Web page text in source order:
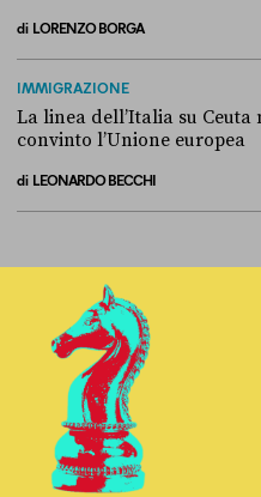
di LORENZO BORGA
IMMIGRAZIONE
La linea dell’Italia su Ceuta
convinto l’Unione europea
di LEONARDO BECCHI
Fact-
politica